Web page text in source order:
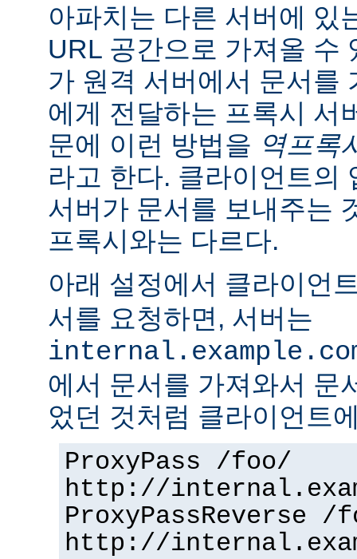
아파치는 다른 서버에 있
URL 공간으로 가져올 수
가 원격 서버에서 문서를
에게 전달하는 프록시 서
문에 이런 방법을 역프록
라고 한다. 클라이언트의
서버가 문서를 보내주는
프록시와는 다르다.
아래 설정에서 클라이언
서를 요청하면, 서버는
에서 문서를 가져와서 문
었던 것처럼 클라이언트
ProxyPass /foo/
http://
ProxyPassReverse /
http://